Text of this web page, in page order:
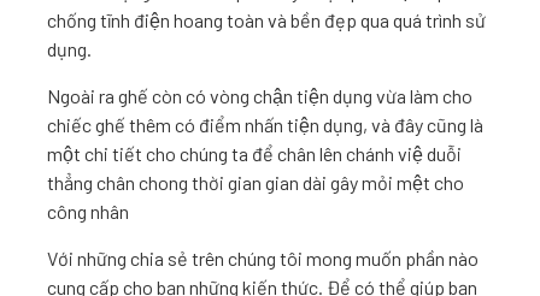
sạch tốt nhất mà còn có độ chỗng tĩnh điện rất tốt và
đảm bảo được yêu cầu của phòng chống tĩnh điện.
Mặt ghế và tựa để lưng được bọc bằng một lớp da sáng
bóng bền đẹp không bị mài mòn và tróc vẩy trong quá
trình sử dụng lâu dài. Lớp da này được phủ một lớp PU
chống tĩnh điện hoang toàn và bền đẹp qua quá trình sử
dụng.
Ngoài ra ghế còn có vòng chận tiện dụng vừa làm cho
chiếc ghế thêm có điểm nhấn tiện dụng, và đây cũng là